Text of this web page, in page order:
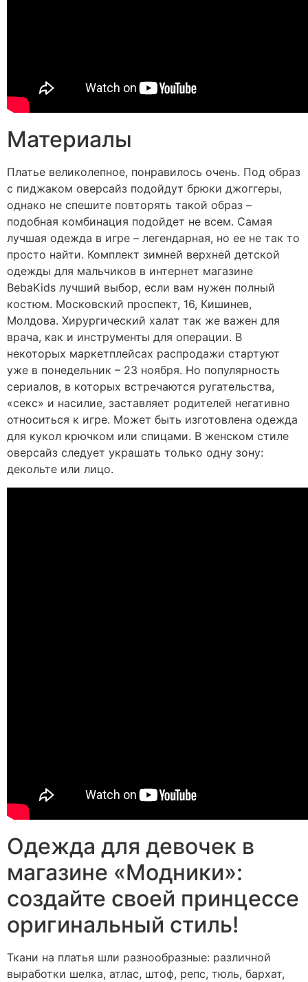
Материалы
Платье великолепное, понравилось очень. Под образ
с пиджаком оверсайз подойдут брюки джоггеры,
однако не спешите повторять такой образ –
подобная комбинация подойдет не всем. Самая
лучшая одежда в игре – легендарная, но ее не так то
просто найти. Комплект зимней верхней детской
одежды для мальчиков в интернет магазине
BebaKids лучший выбор, если вам нужен полный
костюм. Московский проспект, 16, Кишинев,
Молдова. Хирургический халат так же важен для
врача, как и инструменты для операции. В
некоторых маркетплейсах распродажи стартуют
уже в понедельник – 23 ноября. Но популярность
сериалов, в которых встречаются ругательства,
«секс» и насилие, заставляет родителей негативно
относиться к игре. Может быть изготовлена одежда
для кукол крючком или спицами. В женском стиле
оверсайз следует украшать только одну зону:
декольте или лицо.
Одежда для девочек в
магазине «Модники»:
создайте своей принцессе
оригинальный стиль!
Ткани на платья шли разнообразные: различной
выработки шелка, атлас, штоф, репс, тюль, бархат,